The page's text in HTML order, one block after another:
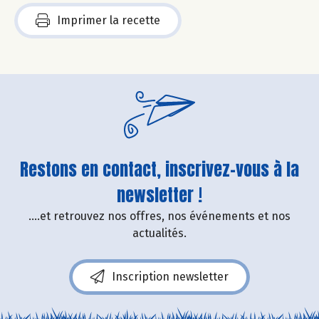
Imprimer la recette
Restons en contact, inscrivez-vous à la
newsletter !
....et retrouvez nos offres, nos événements et nos
actualités.
Inscription newsletter